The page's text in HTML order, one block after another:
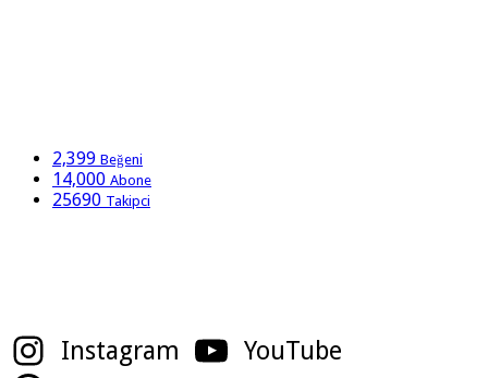
2,399 Beğeni
14,000 Abone
25690 Takipci
Instagram
YouTube